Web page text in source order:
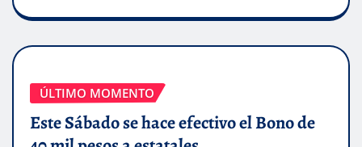
ÚLTIMO MOMENTO
Este Sábado se hace efectivo el Bono de